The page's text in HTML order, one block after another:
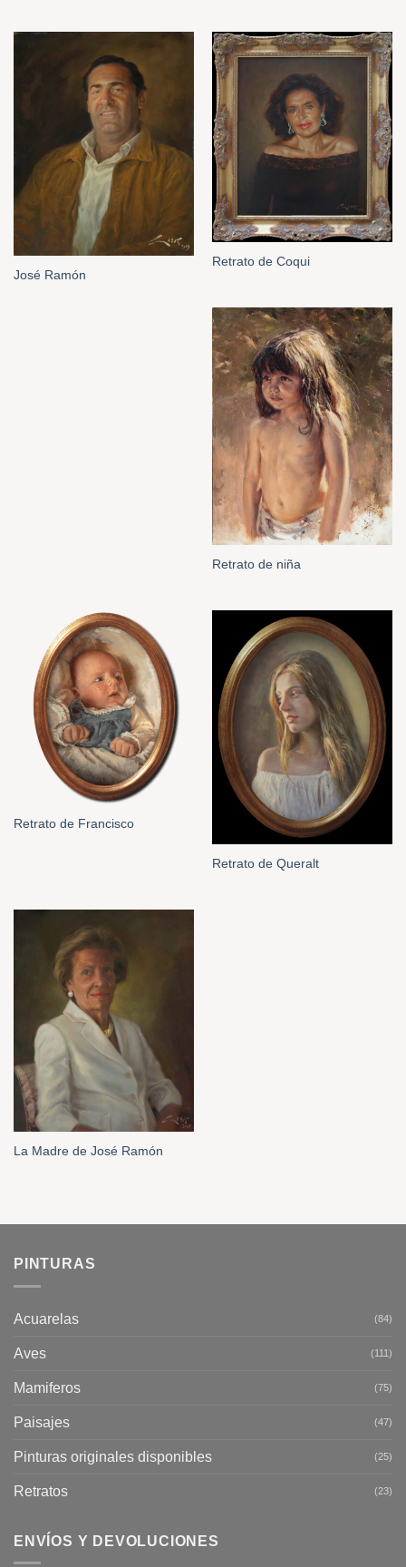
José Ramón
Retrato de Coqui
Retrato de niña
Retrato de Francisco
Retrato de Queralt
La Madre de José Ramón
PINTURAS
Acuarelas (84)
Aves (111)
Mamiferos (75)
Paisajes (47)
Pinturas originales disponibles (25)
Retratos (23)
ENVÍOS Y DEVOLUCIONES